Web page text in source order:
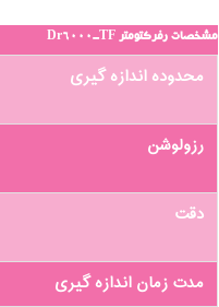
مشخصات رفرکتومتر Dr6000-TF
محدوده اندازه گیری
رزولوشن
دقت
مدت زمان اندازه گیری